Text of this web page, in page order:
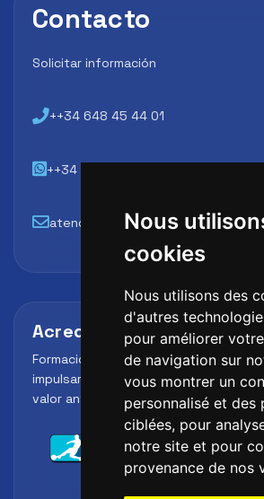
Nous
cookies
Nous utilisons des
d'autres
pour améliorer
de navigation sur
vous montrer un
personnalisé et des
ciblées, pour
notre site et pour
provenance de nos
Contacto
Solicitar información
++34 648 45 44 01
++34 648 45 44 01
atencion@futbollab.com
Acreditaciones y alianzas
Formación, metodología y
impulsar el perfil profesional del
valor ante clubes, academias y